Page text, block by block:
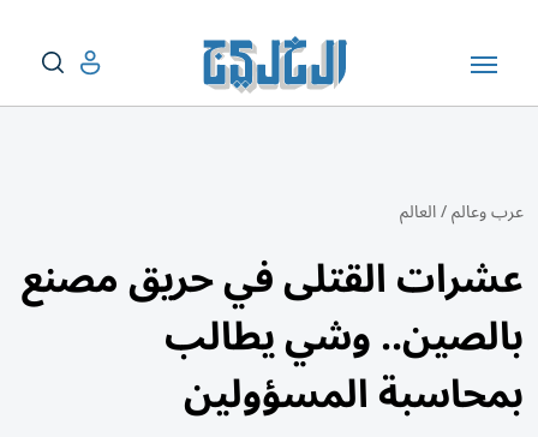
عرب وعالم/العالم
عشرات القتلى في حريق مصنع
بالصين.. وشي يطالب
بمحاسبة المسؤولين